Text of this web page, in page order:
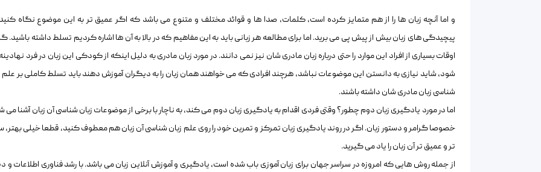
و اما آنچه زبان ها را از هم متمایز کرده است، کلمات، صدا ها و قوائد مختلف و متنوع می باشد که اگر عمیق تر به این موضوع نگاه
پیچیدگی های زبان بیش از پیش پی می برید. اما برای مطالعه هر زبانی باید به این مفاهیم که در بالا به آن ها اشاره کردیم تسلط داشته باشید.
اوقات بسیاری از افراد این موارد را حتی درباره زبان مادری شان نیز نمی دانند. در مورد زبان مادری به دلیل اینکه از کودکی این زبان در فرد
شود، شاید نیازی به دانستن این موضوعات نباشد، هرچند افرادی که می خواهند همان زبان را به دیگران آموزش دهند باید تسلط کاملی بر علم
شناسی زبان مادری شان داشته باشند.
اما در مورد یادگیری زبان دوم چطور؟ وقتی فردی اقدام به یادگیری زبان دوم می کند، به ناچار با برخی از موضوعات زبان شناسی آن زبان آشنا می
خصوصا گرامر و دستور زبان. اگر در روند یادگیری زبان تمرکز و تمرین خود را روی علم زبان شناسی آن زبان هم معطوف کنید، قطعا خیلی بهتر،
تر و عمیق تر آن زبان را یاد می گیرید.
از جمله روش هایی که امروزه در سراسر جهان برای زبان آموزی باب شده است، یادگیری و آموزش آنلاین زبان می باشد. با رشد فناوری اطلاعات و